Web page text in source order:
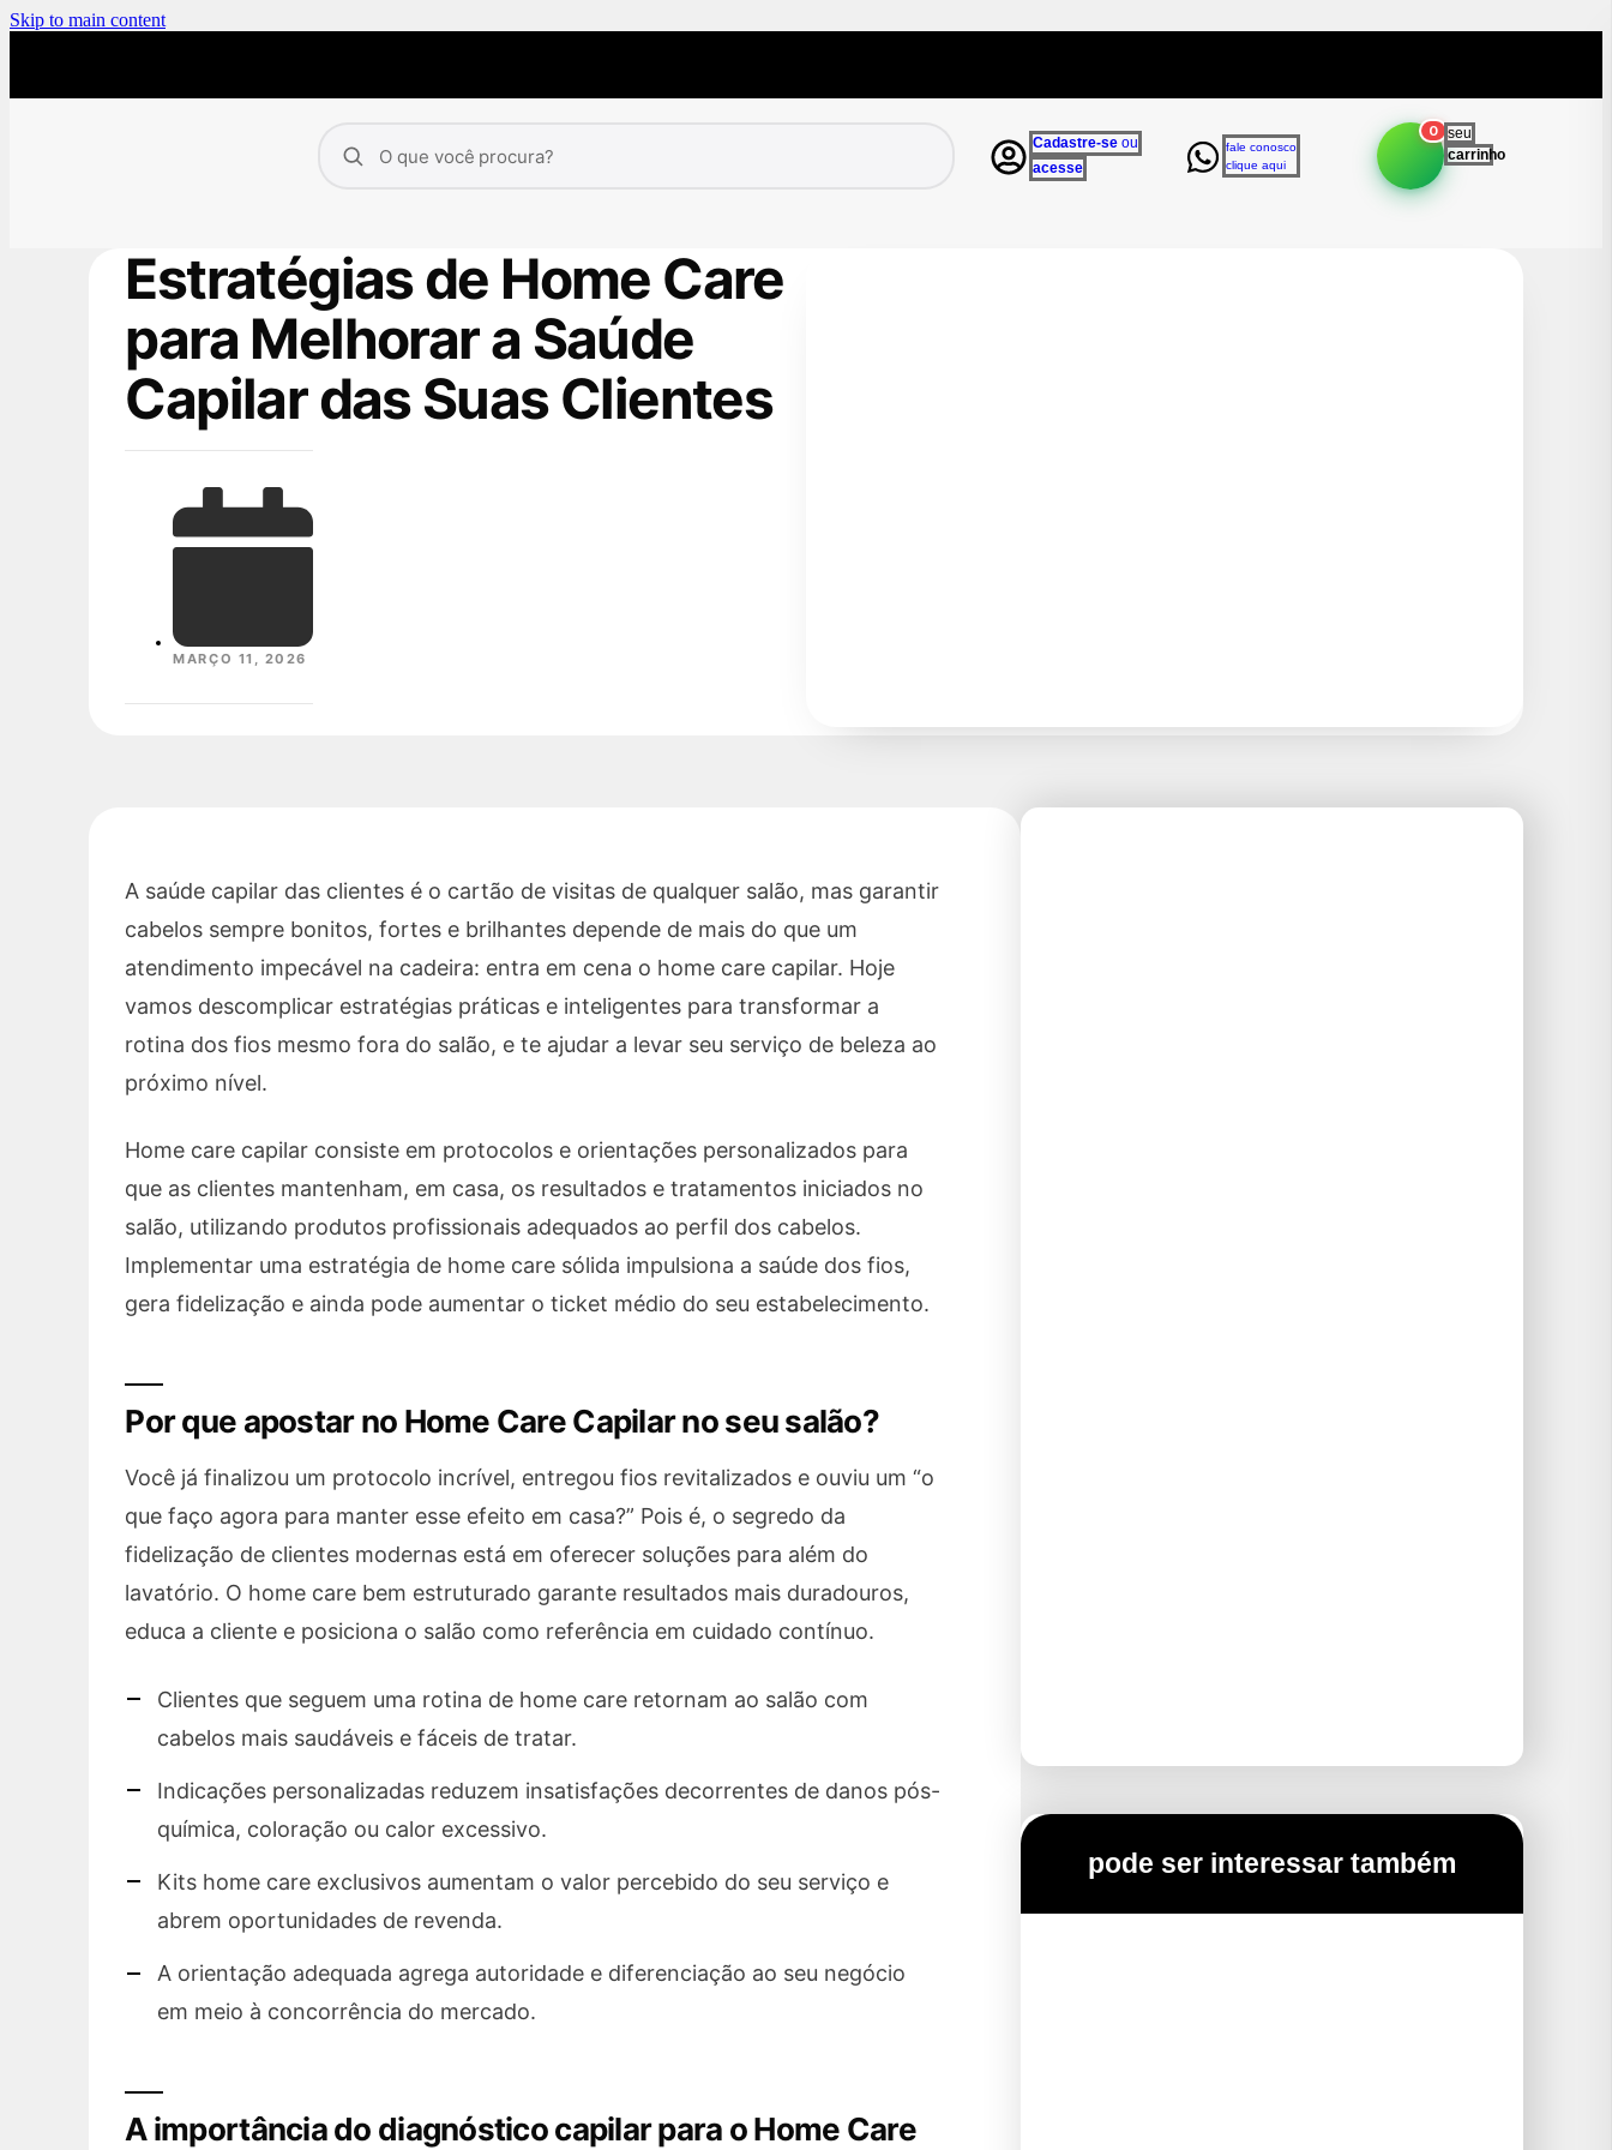
Skip to main content
Cadastre-seou
acesse
fale conosco
clique aqui
0 seu
carrinho
Estratégias de Home Care
para Melhorar a Saúde
Capilar das Suas Clientes
MARÇO 11, 2026
A saúde capilar das clientes é o cartão de visitas de qualquer salão, mas garantir
cabelos sempre bonitos, fortes e brilhantes depende de mais do que um
atendimento impecável na cadeira: entra em cena o home care capilar. Hoje
vamos descomplicar estratégias práticas e inteligentes para transformar a
rotina dos fios mesmo fora do salão, e te ajudar a levar seu serviço de beleza ao
próximo nível.
Home care capilar consiste em protocolos e orientações personalizados para
que as clientes mantenham, em casa, os resultados e tratamentos iniciados no
salão, utilizando produtos profissionais adequados ao perfil dos cabelos.
Implementar uma estratégia de home care sólida impulsiona a saúde dos fios,
gera fidelização e ainda pode aumentar o ticket médio do seu estabelecimento.
Por que apostar no Home Care Capilar no seu salão?
Você já finalizou um protocolo incrível, entregou fios revitalizados e ouviu um “o
que faço agora para manter esse efeito em casa?” Pois é, o segredo da
fidelização de clientes modernas está em oferecer soluções para além do
lavatório. O home care bem estruturado garante resultados mais duradouros,
educa a cliente e posiciona o salão como referência em cuidado contínuo.
Clientes que seguem uma rotina de home care retornam ao salão com
cabelos mais saudáveis e fáceis de tratar.
Indicações personalizadas reduzem insatisfações decorrentes de danos pós-
química, coloração ou calor excessivo.
Kits home care exclusivos aumentam o valor percebido do seu serviço e
abrem oportunidades de revenda.
A orientação adequada agrega autoridade e diferenciação ao seu negócio
em meio à concorrência do mercado.
A importância do diagnóstico capilar para o Home Care
pode ser interessar também